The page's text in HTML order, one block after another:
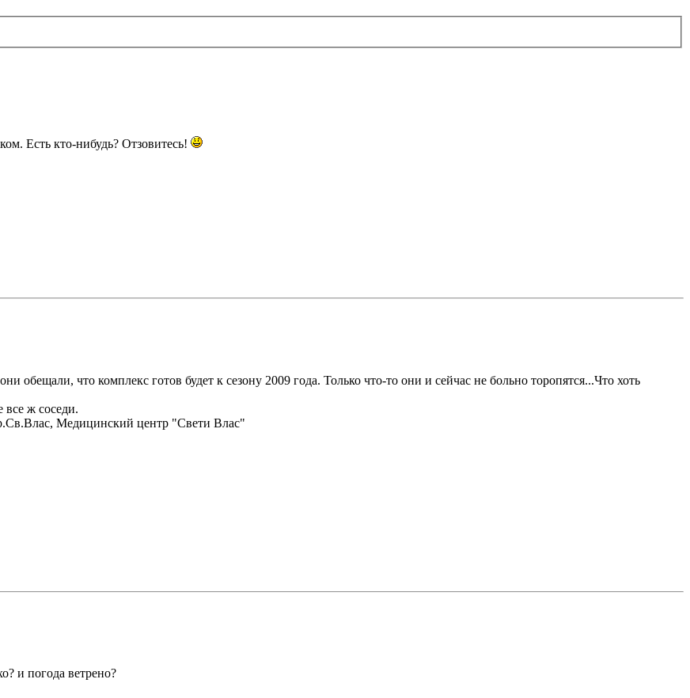
Есть кто-нибудь? Отзовитесь!
обещали, что комплекс готов будет к сезону 2009 года. Только что-то они и сейчас не больно торопятся...Что хоть
все ж соседи.
Медицинский центр "Свети Влас"
и погода ветрено?